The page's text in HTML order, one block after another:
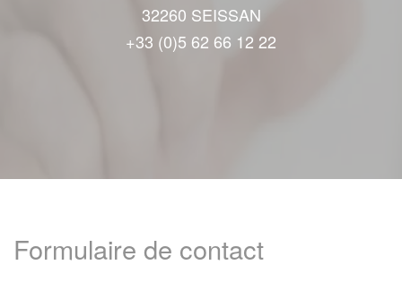
32260 SEISSAN
+33 (0)5 62 66 12 22
Formulaire de contact